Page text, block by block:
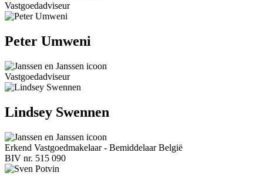
Vastgoedadviseur
Peter Umweni
Vastgoedadviseur
Lindsey Swennen
Erkend Vastgoedmakelaar - Bemiddelaar België
BIV nr. 515 090